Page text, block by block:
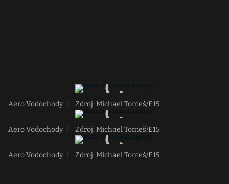
Aero Vodochody Zdroj: Michael Tomeš/E15
Aero Vodochody Zdroj: Michael Tomeš/E15
Aero Vodochody Zdroj: Michael Tomeš/E15